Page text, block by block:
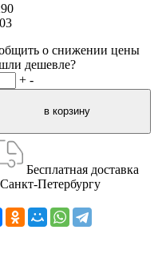
о снижении цены
дешевле?
+ -
Бесплатная доставка
Петербургу